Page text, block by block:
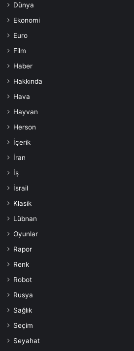
Dünya
Ekonomi
Euro
Film
Haber
Hakkında
Hava
Hayvan
Herson
İçerik
İran
İş
İsrail
Klasik
Lübnan
Oyunlar
Rapor
Renk
Robot
Rusya
Sağlık
Seçim
Seyahat